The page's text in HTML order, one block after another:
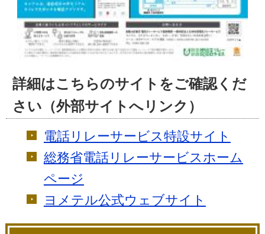
詳細はこちらのサイトをご確認くだ
さい（外部サイトへリンク）
電話リレーサービス特設サイト
総務省電話リレーサービスホーム
ページ
ヨメテル公式ウェブサイト